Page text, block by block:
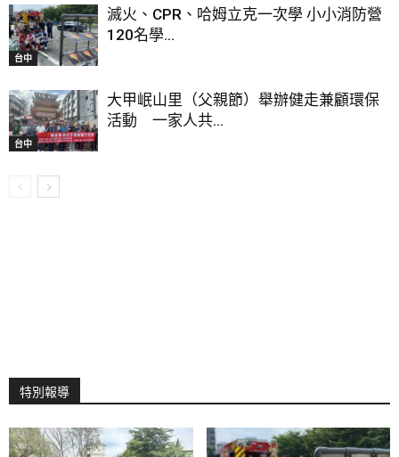
台中
滅火、CPR、哈姆立克一次學 小小消防營
120名學...
台中
大甲岷山里（父親節）舉辦健走兼顧環保
活動 一家人共...
特別報導